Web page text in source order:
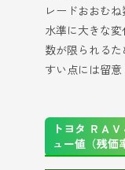
レードおおむ
水準に大きな
数が限られる
すい点には留意
トヨタ ＲＡ
ュー値（残価